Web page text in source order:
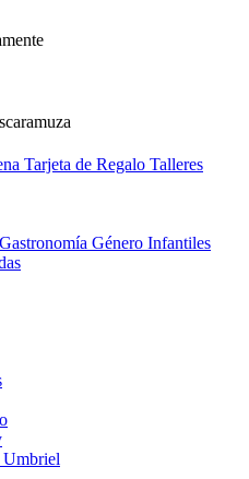
Tarjeta de Regalo Talleres
Gastronomía Género Infantiles
Umbriel